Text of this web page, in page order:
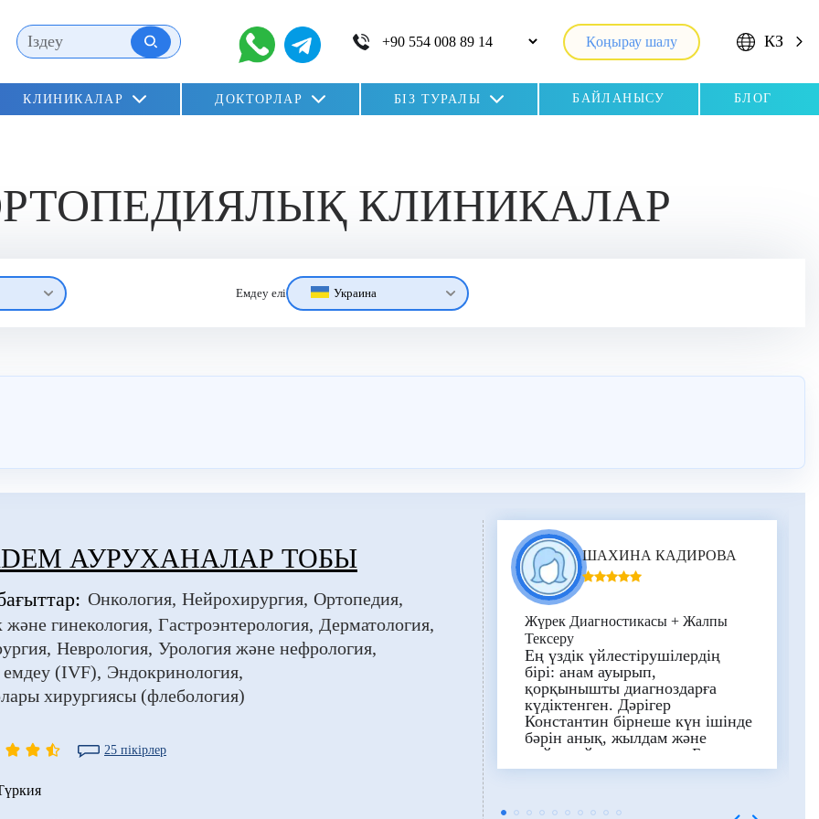
Қоңырау шалу КЗ
КЛИНИКАЛАР ДОКТОРЛАР БІЗ ТУРАЛЫ БАЙЛАНЫСУ БЛОГ
КЛИНИКАЛАР
Емдеу елі Украина
АУРУХАНАЛАР ТОБЫ
Онкология Нейрохирургия Ортопедия
және гинекология Гастроэнтерология Дерматология
Неврология Урология және нефрология
емдеу (IVF) Эндокринология
хирургиясы (флебология)
25 пікірлер
ШАХИНА КАДИРОВА
Жүрек Диагностикасы + Жалпы
Тексеру
Ең үздік үйлестірушілердің
бірі: анам ауырып,
қорқынышты диагноздарға
күдіктенген. Дәрігер
Константин бірнеше күн ішінде
бәрін анық, жылдам және
жайлы ұйымдастырды. Барлығы
ең ұсақ-түйегіне дейін